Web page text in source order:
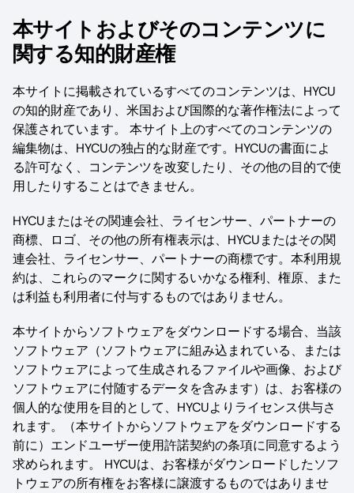
本サイトおよびそのコンテンツに
関する知的財産権
本サイトに掲載されているすべてのコンテンツは、HYCU
の知的財産であり、米国および国際的な著作権法によって
保護されています。 本サイト上のすべてのコンテンツの
編集物は、HYCUの独占的な財産です。HYCUの書面によ
る許可なく、コンテンツを改変したり、その他の目的で使
用したりすることはできません。
HYCUまたはその関連会社、ライセンサー、パートナーの
商標、ロゴ、その他の所有権表示は、HYCUまたはその関
連会社、ライセンサー、パートナーの商標です。本利用規
約は、これらのマークに関するいかなる権利、権原、また
は利益も利用者に付与するものではありません。
本サイトからソフトウェアをダウンロードする場合、当該
ソフトウェア（ソフトウェアに組み込まれている、または
ソフトウェアによって生成されるファイルや画像、および
ソフトウェアに付随するデータを含みます）は、お客様の
個人的な使用を目的として、HYCUよりライセンス供与さ
れます。（本サイトからソフトウェアをダウンロードする
前に）エンドユーザー使用許諾契約の条項に同意するよう
求められます。 HYCUは、お客様がダウンロードしたソフ
トウェアの所有権をお客様に譲渡するものではありませ